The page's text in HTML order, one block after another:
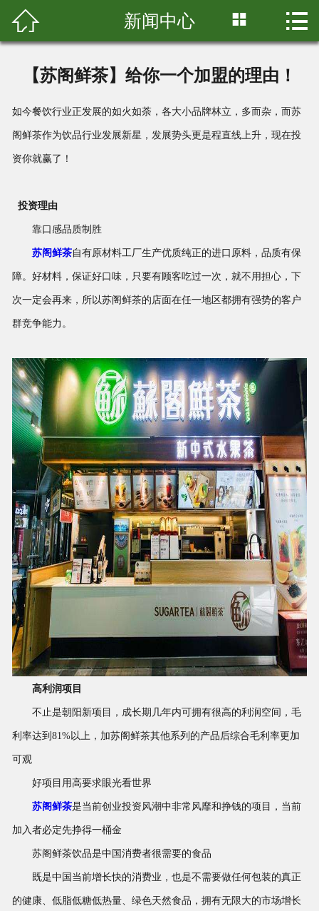
 首页
店铺展示
 新闻中心  
【苏阁鲜茶】给你一个加盟的理由！
如今餐饮行业正发展的如火如荼，各大小品牌林立，多而杂，而苏
阁鲜茶作为饮品行业发展新星，发展势头更是程直线上升， 现在投
资你就赢了！
投资理由
靠口感品质制胜
苏阁鲜茶自有原材料工厂生产优质纯正的进口原料，品质有保
障。好材料，保证好口味，只要有顾客吃过一次，就不用担心，下
次一定会再来，所以苏阁鲜茶的店面在任一地区都拥有强势的客户
群竞争能力。
高利润项目
不止是朝阳新项目，成长期几年内可拥有很高的利润空间，毛
利率达到 81%以上，加苏阁鲜茶其他系列的产品后综合毛利率更加
可观
好项目用高要求眼光看世界
苏阁鲜茶是当前创业投资风潮中非常风靡和挣钱的项目，当前
加入者必定先挣得一桶金
苏阁鲜茶饮品是中国消费者很需要的食品
既是中国当前增长快的消费业，也是不需要做任何包装的真正
的健康、低脂低糖低热量、绿色天然食品，拥有无限大的市场增长